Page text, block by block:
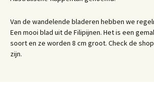
Van de wandelende bladeren hebben we
Een mooi blad uit de Filipijnen. Het is een
soort en ze worden 8 cm groot. Check de
zijn.